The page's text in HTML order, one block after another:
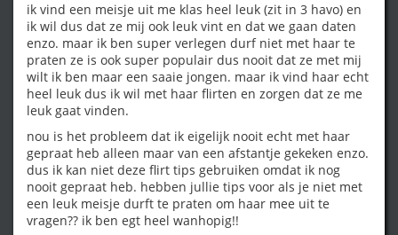
ik vind een meisje uit me klas heel leuk (zit in 3 havo) en
ik wil dus dat ze mij ook leuk vint en dat we gaan daten
enzo. maar ik ben super verlegen durf niet met haar te
praten ze is ook super populair dus nooit dat ze met mij
wilt ik ben maar een saaie jongen. maar ik vind haar echt
heel leuk dus ik wil met haar flirten en zorgen dat ze me
leuk gaat vinden.
nou is het probleem dat ik eigelijk nooit echt met haar
gepraat heb alleen maar van een afstantje gekeken enzo.
dus ik kan niet deze flirt tips gebruiken omdat ik nog
nooit gepraat heb. hebben jullie tips voor als je niet met
een leuk meisje durft te praten om haar mee uit te
vragen?? ik ben egt heel wanhopig!!